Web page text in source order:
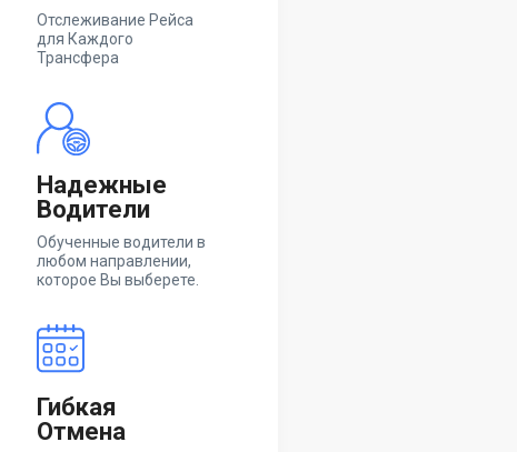
Отслеживание Рейса
для Каждого
Трансфера
Надежные
Водители
Обученные водители в
любом направлении,
которое Вы выберете.
Гибкая
Отмена